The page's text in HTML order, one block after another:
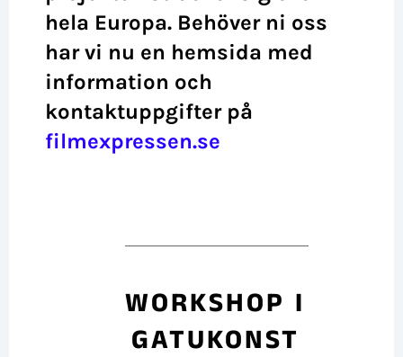
hela Europa. Behöver ni oss
har vi nu en hemsida med
information och
kontaktuppgifter på
filmexpressen.se
WORKSHOP I
GATUKONST